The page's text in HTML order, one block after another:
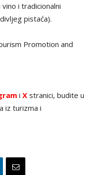
i tradicionalni
pistaća).
Promotion and
i X stranici, budite u
iz turizma i